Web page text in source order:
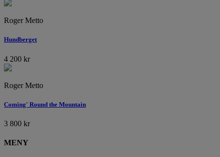
Roger Metto
Hundberget
4 200 kr
Roger Metto
Coming' Round the Mountain
3 800 kr
MENY